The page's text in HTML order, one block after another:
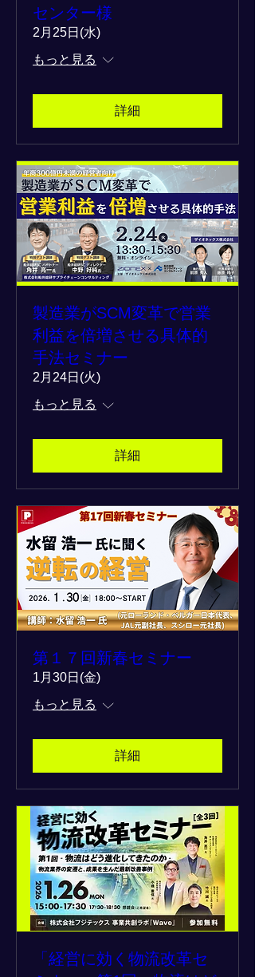
センター様
2月25日(水)
もっと見る
詳細
製造業がSCM変革で営業
利益を倍増させる具体的
手法セミナー
2月24日(火)
もっと見る
詳細
第１７回新春セミナー
1月30日(金)
もっと見る
詳細
「経営に効く物流改革セ